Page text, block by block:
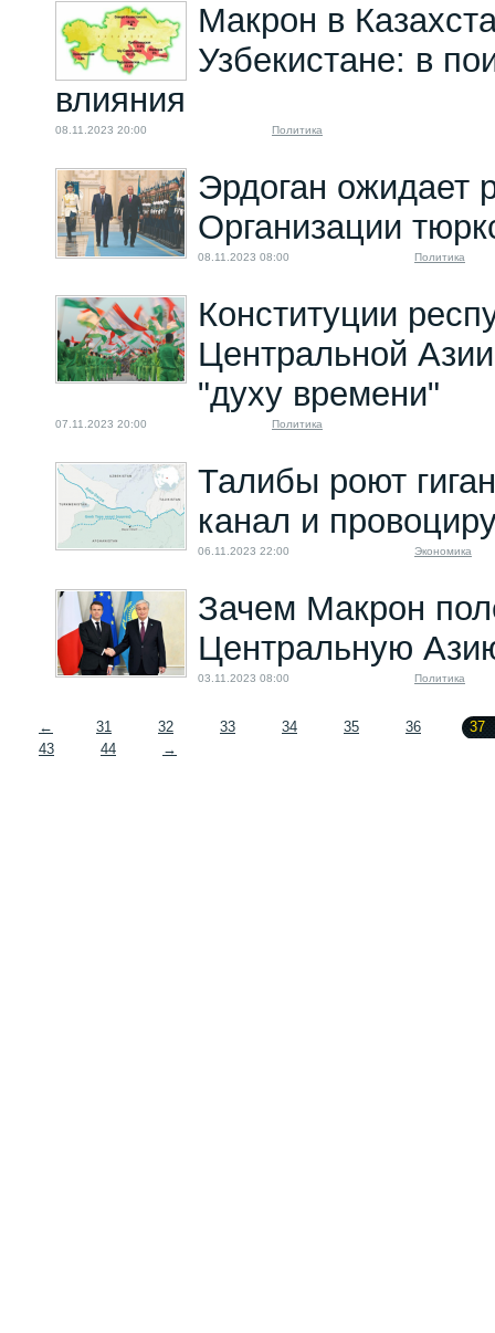
Макрон в
Узбекистане: в
влияния
08.11.2023 20:00 Политика
Эрдоган ожидает
Организации
08.11.2023 08:00 Политика
Конституции
Центральной
"духу времени"
07.11.2023 20:00 Политика
Талибы роют
канал и
06.11.2023 22:00 Экономика
Зачем Макрон
Центральную
03.11.2023 08:00 Политика
← 31 32 33 34 35 36
37
43
44 →